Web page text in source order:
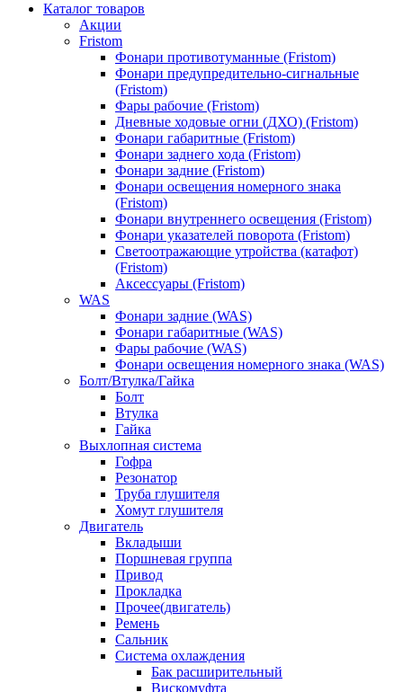
Каталог товаров
Акции
Fristom
Фонари противотуманные (Fristom)
Фонари предупредительно-сигнальные
(Fristom)
Фары рабочие (Fristom)
Дневные ходовые огни (ДХО) (Fristom)
Фонари габаритные (Fristom)
Фонари заднего хода (Fristom)
Фонари задние (Fristom)
Фонари освещения номерного знака
(Fristom)
Фонари внутреннего освещения (Fristom)
Фонари указателей поворота (Fristom)
Светоотражающие утройства (катафот)
(Fristom)
Аксессуары (Fristom)
WAS
Фонари задние (WAS)
Фонари габаритные (WAS)
Фары рабочие (WAS)
Фонари освещения номерного знака (WAS)
Болт/Втулка/Гайка
Болт
Втулка
Гайка
Выхлопная система
Гофра
Резонатор
Труба глушителя
Хомут глушителя
Двигатель
Вкладыши
Поршневая группа
Привод
Прокладка
Прочее(двигатель)
Ремень
Сальник
Система охлаждения
Бак расширительный
Вискомуфта